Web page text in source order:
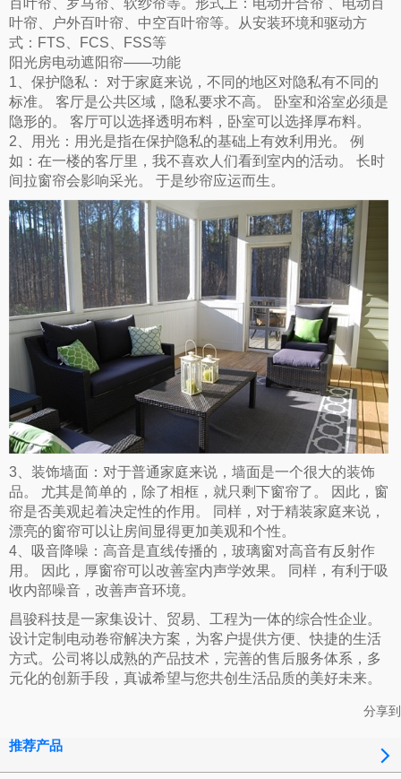
百叶帘、罗马帘、软纱帘等。形式上：电动开合帘 、电动百
叶帘、户外百叶帘、中空百叶帘等。从安装环境和驱动方
式：FTS、FCS、FSS等
阳光房电动遮阳帘——功能
1、保护隐私： 对于家庭来说，不同的地区对隐私有不同的
标准。 客厅是公共区域，隐私要求不高。 卧室和浴室必须是
隐形的。 客厅可以选择透明布料，卧室可以选择厚布料。
2、用光：用光是指在保护隐私的基础上有效利用光。 例
如：在一楼的客厅里，我不喜欢人们看到室内的活动。 长时
间拉窗帘会影响采光。 于是纱帘应运而生。
3、装饰墙面：对于普通家庭来说，墙面是一个很大的装饰
品。 尤其是简单的，除了相框，就只剩下窗帘了。 因此，窗
帘是否美观起着决定性的作用。 同样，对于精装家庭来说，
漂亮的窗帘可以让房间显得更加美观和个性。
4、吸音降噪：高音是直线传播的，玻璃窗对高音有反射作
用。 因此，厚窗帘可以改善室内声学效果。 同样，有利于吸
收内部噪音，改善声音环境。
昌骏科技是一家集设计、贸易、工程为一体的综合性企业。
设计定制电动卷帘解决方案，为客户提供方便、快捷的生活
方式。公司将以成熟的产品技术，完善的售后服务体系，多
元化的创新手段，真诚希望与您共创生活品质的美好未来。
分享到
推荐产品